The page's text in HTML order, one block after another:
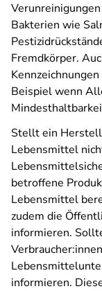
Bakterien wie
Fremdkörper.
Beispiel wenn
Stellt ein
Lebensmittel
betroffene
Lebensmittel
zudem die
informieren.
informieren.